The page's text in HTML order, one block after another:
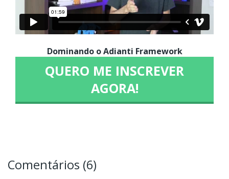
Dominando o Adianti Framework
QUERO ME INSCREVER
AGORA!
Comentários (6)